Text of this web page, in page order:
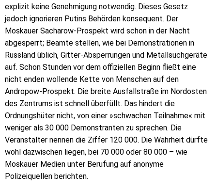
explizit keine Genehmigung notwendig. Dieses Gesetz
jedoch ignorieren Putins Behörden konsequent. Der
Moskauer Sacharow-Prospekt wird schon in der Nacht
abgesperrt; Beamte stellen, wie bei Demonstrationen in
Russland üblich, Gitter-Absperrungen und Metallsuchgeräte
auf. Schon Stunden vor dem offiziellen Beginn fließt eine
nicht enden wollende Kette von Menschen auf den
Andropow-Prospekt. Die breite Ausfallstraße im Nordosten
des Zentrums ist schnell überfüllt. Das hindert die
Ordnungshüter nicht, von einer »schwachen Teilnahme« mit
weniger als 30 000 Demonstranten zu sprechen. Die
Veranstalter nennen die Ziffer 120 000. Die Wahrheit dürfte
wohl dazwischen liegen, bei 70 000 oder 80 000 – wie
Moskauer Medien unter Berufung auf anonyme
Polizeiquellen berichten.